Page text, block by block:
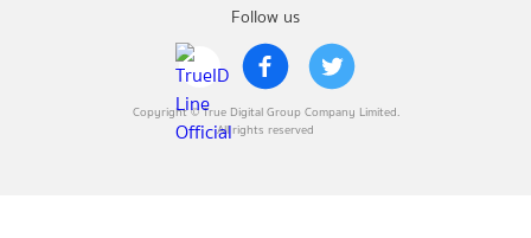
Follow us
Copyright © True Digital Group Company Limited.
All rights reserved